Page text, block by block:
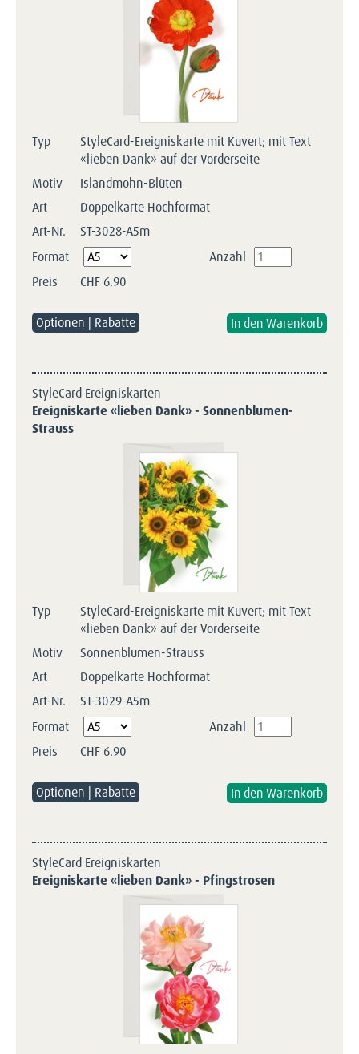
Typ
StyleCard-Ereigniskarte mit Kuvert; mit Text
«lieben Dank» auf der Vorderseite
Motiv
Islandmohn-Blüten
Art
Doppelkarte Hochformat
Art-Nr.
ST-3028-A5m
Pflichtfeld
Format
Anzahl
Preis
CHF 6.90
Optionen | Rabatte
StyleCard Ereigniskarten
Ereigniskarte «lieben Dank» - Sonnenblumen-
Strauss
Typ
StyleCard-Ereigniskarte mit Kuvert; mit Text
«lieben Dank» auf der Vorderseite
Motiv
Sonnenblumen-Strauss
Art
Doppelkarte Hochformat
Art-Nr.
ST-3029-A5m
Pflichtfeld
Format
Anzahl
Preis
CHF 6.90
Optionen | Rabatte
StyleCard Ereigniskarten
Ereigniskarte «lieben Dank» - Pfingstrosen